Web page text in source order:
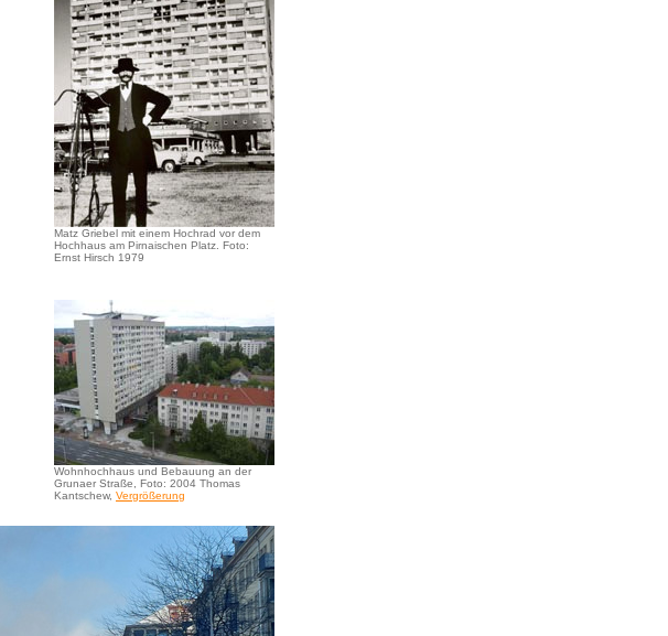
Matz Griebel mit einem Hochrad vor dem
Hochhaus am Pirnaischen Platz. Foto:
Ernst Hirsch 1979
Wohnhochhaus und Bebauung an der
Grunaer Straße, Foto: 2004 Thomas
Kantschew, Vergrößerung